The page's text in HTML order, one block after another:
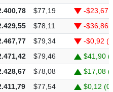
$77,19
-$23,67
$78,11
-$36,86
$79,34
-$0,92 (-
$79,46
$41,90
$78,08
$17,08
$77,54
$0,12